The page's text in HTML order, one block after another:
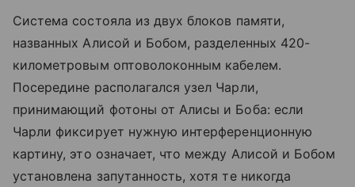
Система состояла из двух блоков памяти,
названных Алисой и Бобом, разделенных 420-
километровым оптоволоконным кабелем.
Посередине располагался узел Чарли,
принимающий фотоны от Алисы и Боба: если
Чарли фиксирует нужную интерференционную
картину, это означает, что между Алисой и Бобом
установлена запутанность, хотя те никогда